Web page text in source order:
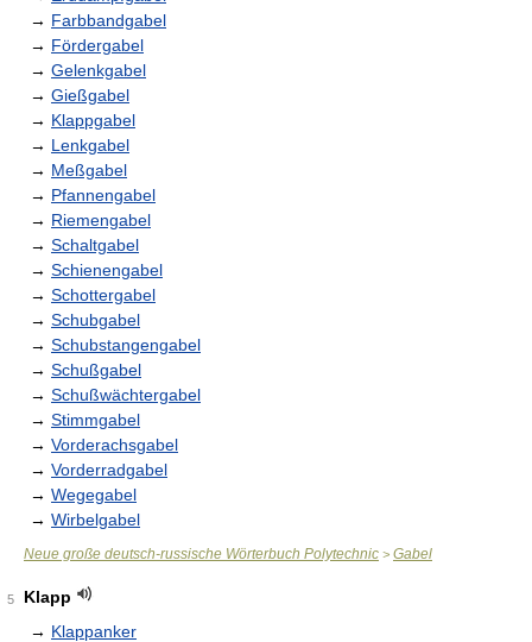
→ Farbbandgabel
→ Fördergabel
→ Gelenkgabel
→ Gießgabel
→ Klappgabel
→ Lenkgabel
→ Meßgabel
→ Pfannengabel
→ Riemengabel
→ Schaltgabel
→ Schienengabel
→ Schottergabel
→ Schubgabel
→ Schubstangengabel
→ Schußgabel
→ Schußwächtergabel
→ Stimmgabel
→ Vorderachsgabel
→ Vorderradgabel
→ Wegegabel
→ Wirbelgabel
Neue große deutsch-russische Wörterbuch Polytechnic > Gabel
5
Klapp
→ Klappanker